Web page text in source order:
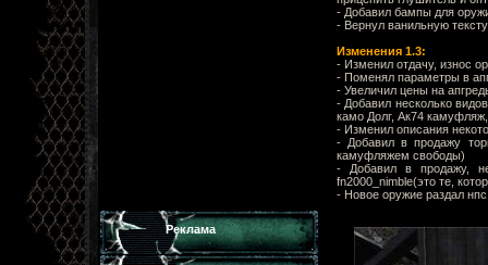
Реклама
- Добавил бампы для
- Вернул ванильную
Изменения 1.3:
- Изменил отдачу, износ
- Поменял параметры в
- Увеличил цены на
- Добавил несколько
камо Долг, Ак74
- Изменил описания
- Добавил в продажу
камуфляжем свободы)
- Добавил в продажу,
fn2000_nimble(это те,
- Новое оружие раздал